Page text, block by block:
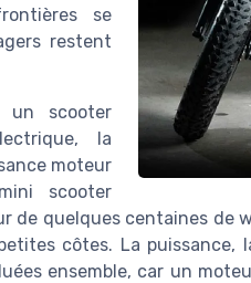
se
restent
un scooter
la
moteur
scooter
de quelques centaines de
côtes. La puissance,
ensemble, car un